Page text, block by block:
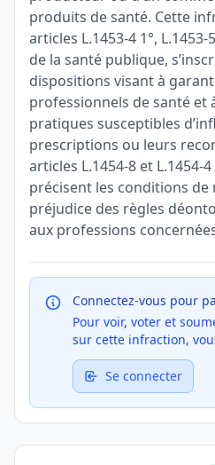
produits de santé. Cette
articles L.1453-4 1°,
de la santé publique,
dispositions visant à
professionnels de santé et
pratiques susceptibles
prescriptions ou leurs
articles L.1454-8 et L.1454-
précisent les conditions de
préjudice des règles
aux professions
Connectez-vous pour
Pour voir, voter et
sur cette infraction,
Se connecter